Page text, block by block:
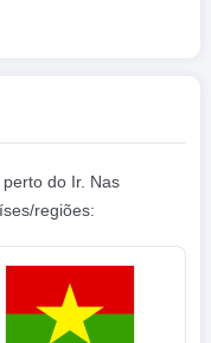
do Ir. Nas
regiões: